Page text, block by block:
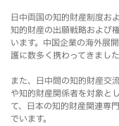
日中両国の知的財産制度お
知的財産の出願戦略および
います。中国企業の海外展
護に数多く携わってきました
また、日中間の知的財産交
や知的財産関係者を対象と
て、日本の知的財産関連専
でいます。